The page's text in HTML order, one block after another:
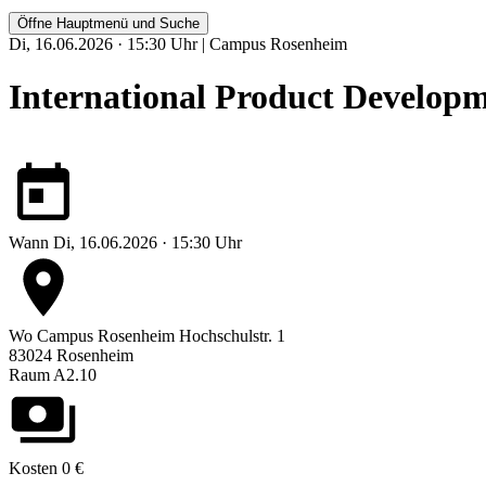
Öffne Hauptmenü und Suche
Di, 16.06.2026 · 15:30 Uhr | Campus Rosenheim
International Product
Wann Di, 16.06.2026 · 15:30 Uhr
Wo Campus Rosenheim Hochschulstr. 1
83024 Rosenheim
Raum A2.10
Kosten 0 €